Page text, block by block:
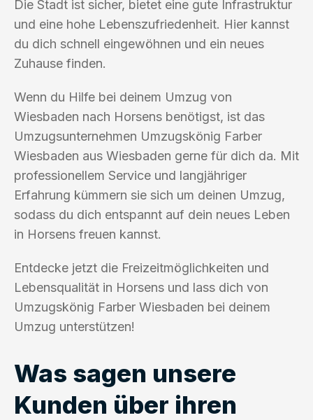
Die Stadt ist sicher, bietet eine gute Infrastruktur
und eine hohe Lebenszufriedenheit. Hier kannst
du dich schnell eingewöhnen und ein neues
Zuhause finden.
Wenn du Hilfe bei deinem Umzug von
Wiesbaden nach Horsens benötigst, ist das
Umzugsunternehmen Umzugskönig Farber
Wiesbaden aus Wiesbaden gerne für dich da. Mit
professionellem Service und langjähriger
Erfahrung kümmern sie sich um deinen Umzug,
sodass du dich entspannt auf dein neues Leben
in Horsens freuen kannst.
Entdecke jetzt die Freizeitmöglichkeiten und
Lebensqualität in Horsens und lass dich von
Umzugskönig Farber Wiesbaden bei deinem
Umzug unterstützen!
Was sagen unsere
Kunden über ihren